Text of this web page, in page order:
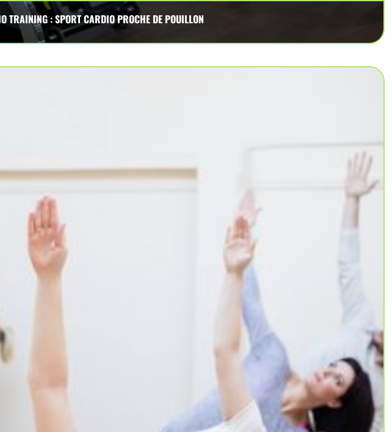
TRAINING : SPORT CARDIO PROCHE DE POUILLON
cardio, biking, rpm, spinning, entraînement cardio proche de Pouillon